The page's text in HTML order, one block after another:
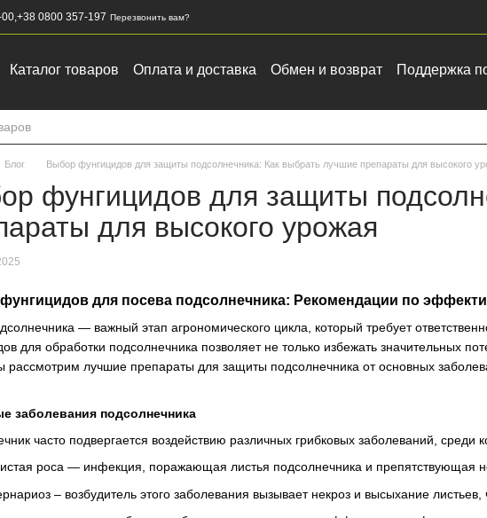
+38 0800 357-197 Перезвонить вам?
Каталог товаров Оплата и доставка Обмен и возврат Поддержка
Блог Выбор фунгицидов для защиты подсолнечника: Как выбрать лучшие препараты для высокого
фунгицидов для защиты
для высокого урожая
для посева подсолнечника: Рекомендации по
— важный этап агрономического цикла, который требует
для обработки подсолнечника позволяет не только избежать значительных
рассмотрим лучшие препараты для защиты подсолнечника от основных
заболевания подсолнечника
часто подвергается воздействию различных грибковых заболеваний, среди
роса — инфекция, поражающая листья подсолнечника и препятствующая
– возбудитель этого заболевания вызывает некроз и высыхание листьев,